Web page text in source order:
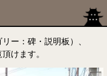
ー：碑・説明板）、
けます。